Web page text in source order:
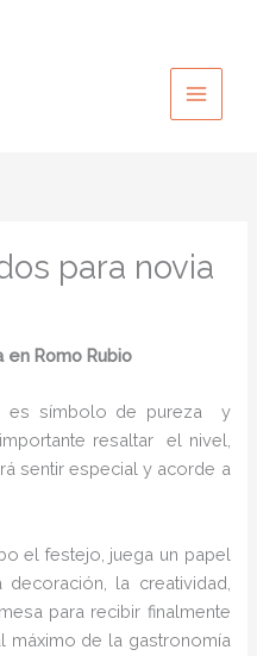
para novia
en Romo Rubio
es símbolo de pureza y
resaltar el nivel,
sentir especial y acorde a
el festejo, juega un papel
la creatividad,
para recibir finalmente
máximo de la gastronomía